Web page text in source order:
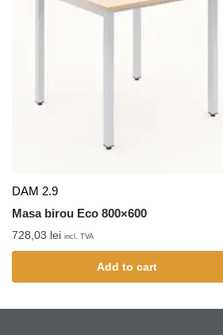
DAM 2.9
Masa birou Eco 800×600
728,03 lei incl. TVA
Add to cart